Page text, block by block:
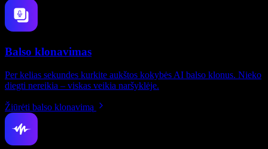
Balso klonavimas
Per kelias sekundes kurkite aukštos kokybės AI balso klonus. Nieko
diegti nereikia – viskas veikia naršyklėje.
Žiūrėti balso klonavimą